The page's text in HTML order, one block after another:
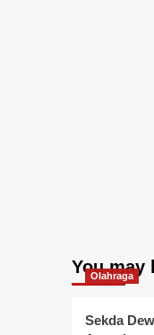
You may
Olahraga
Sekda